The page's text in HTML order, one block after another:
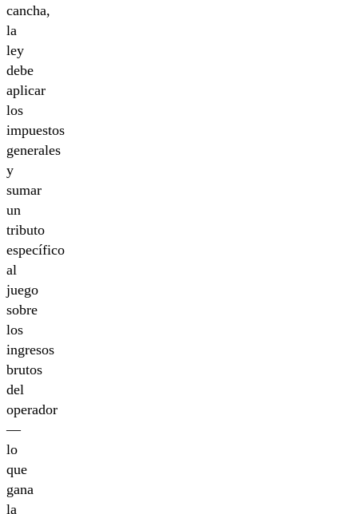
cancha,
la
ley
debe
aplicar
los
impuestos
generales
y
sumar
un
tributo
específico
al
juego
sobre
los
ingresos
brutos
del
operador
—
lo
que
gana
la